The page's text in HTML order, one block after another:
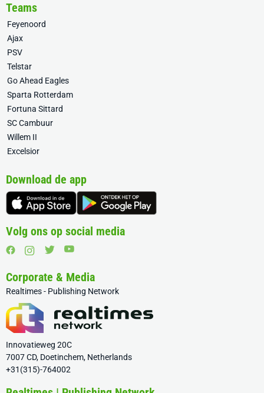
Teams
Feyenoord
Ajax
PSV
Telstar
Go Ahead Eagles
Sparta Rotterdam
Fortuna Sittard
SC Cambuur
Willem II
Excelsior
Download de app
Volg ons op social media
Corporate & Media
Realtimes - Publishing Network
Innovatieweg 20C
7007 CD, Doetinchem, Netherlands
+31(315)-764002